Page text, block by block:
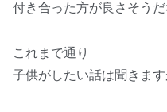
付き合った方が良さそうだ
これまで通り
子供がしたい話は聞きます